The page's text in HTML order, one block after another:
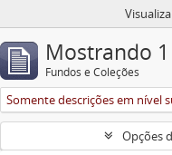
Mostrando
Fundos e Coleções
Somente descrições em nível
Opções